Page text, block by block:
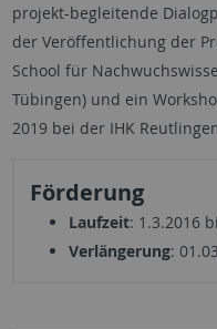
projekt-begleitende
der Veröffentlichung der
School für
Tübingen) und ein
2019 bei der IHK
Förderung
Laufzeit: 1.3.2016
Verlängerung: